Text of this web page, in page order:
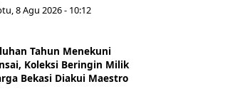
8 Agu 2026 - 10:12
Tahun Menekuni
Koleksi Beringin Milik
Bekasi Diakui Maestro